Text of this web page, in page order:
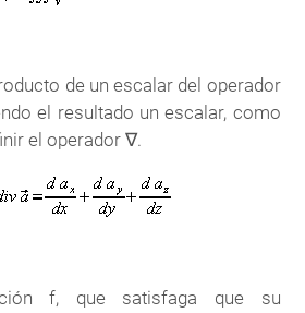
de un escalar del operador
el resultado un escalar, como
el operador ∇.
f, que satisfaga que su